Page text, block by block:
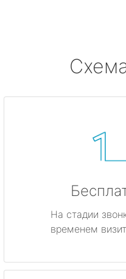
На стадии
временем